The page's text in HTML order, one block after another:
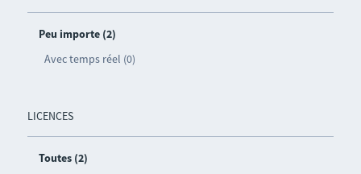
Peu importe (2)
Avec temps réel (0)
LICENCES
Toutes (2)